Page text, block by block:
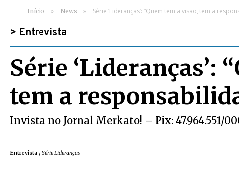
Início » News » Série ‘Lideranças’: “Quem tem a visão, tem a
> Entrevista
Série ‘Lideranças’:
tem a
Invista no Jornal Merkato! – Pix: 47.964.551/
Entrevista / Série Lideranças